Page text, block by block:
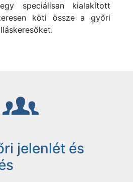
speciálisan kialakított
köti össze a győri
jelenlét és